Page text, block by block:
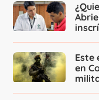
Este
en